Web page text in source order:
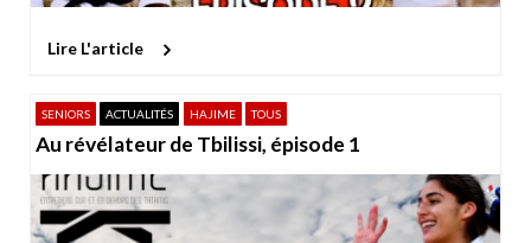
Lire L'article
SENIORS ACTUALITÉS HAJIME TOUS
Au révélateur de Tbilissi, épisode 1